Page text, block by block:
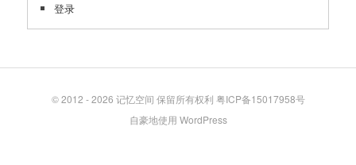
登录
© 2012 - 2026 记忆空间 保留所有权利 粤ICP备15017958号
自豪地使用 WordPress